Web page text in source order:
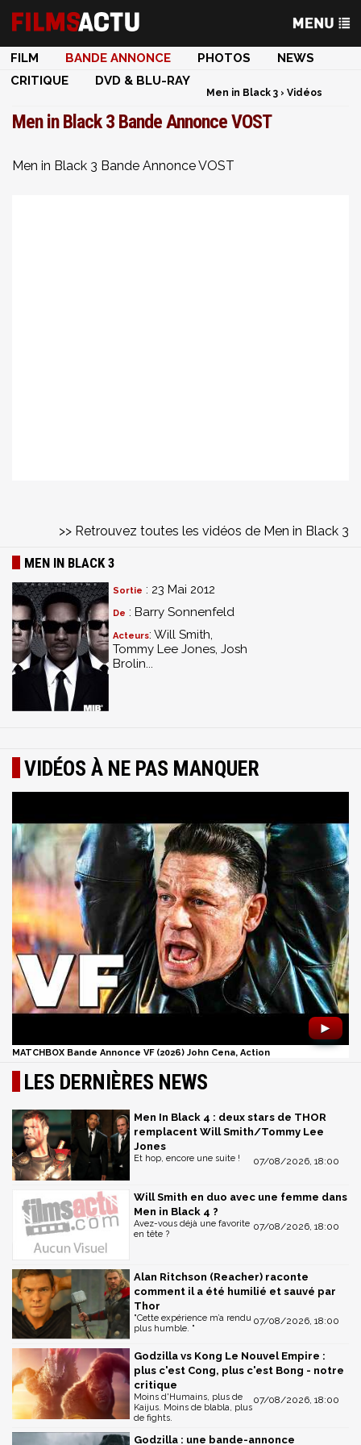
FILM BANDE ANNONCE PHOTOS
NEWS
CRITIQUE
DVD & BLU-RAY
Men in Black 3 › Vidéos
Men in Black 3 Bande Annonce VOST
Men in Black 3 Bande Annonce VOST
>> Retrouvez toutes les vidéos de Men in Black 3
MEN IN BLACK 3
Sortie : 23 Mai 2012
De : Barry Sonnenfeld
Acteurs: Will Smith,
Tommy Lee Jones, Josh
Brolin...
VIDÉOS À NE PAS MANQUER
►
MATCHBOX Bande Annonce VF (2026) John Cena, Action
LES DERNIÈRES NEWS
Men In Black 4 : deux stars de THOR
remplacent Will Smith/Tommy Lee
Jones
07/08/2026, 18:00
Et hop, encore une suite !
Will Smith en duo avec une femme dans
Men in Black 4 ?
07/08/2026, 18:00
Avez-vous déjà une favorite
en tête ?
Alan Ritchson (Reacher) raconte
comment il a été humilié et sauvé par
Thor
07/08/2026, 18:00
"Cette expérience m’a rendu
plus humble. "
Godzilla vs Kong Le Nouvel Empire :
plus c'est Cong, plus c'est Bong - notre
critique
07/08/2026, 18:00
Moins d'Humains, plus de
Kaijus. Moins de blabla, plus
de fights.
Godzilla : une bande-annonce